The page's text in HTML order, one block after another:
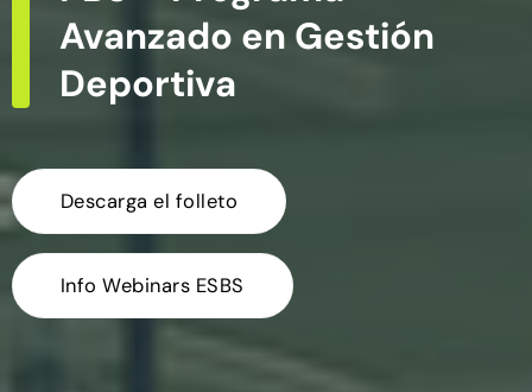
Avanzado en Gestión
Deportiva
Descarga el folleto
Info Webinars ESBS